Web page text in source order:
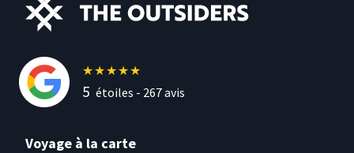
★★★★★
5 étoiles - 267avis
Voyage à la carte